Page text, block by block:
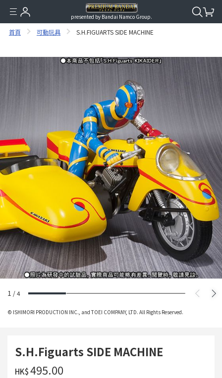
presented by Bandai Namco Group.
首頁 可動玩具 S.H.FIGUARTS SIDE MACHINE
1 /4
© ISHIMORI PRODUCTION INC., and TOEI COMPANY, LTD. All Rights Reserved.
S.H.Figuarts SIDE MACHINE
HK$‌495.00